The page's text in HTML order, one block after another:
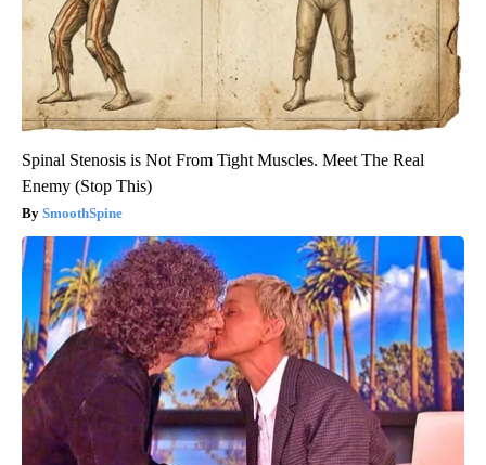
Spinal Stenosis is Not From Tight Muscles. Meet The Real
Enemy (Stop This)
SmoothSpine